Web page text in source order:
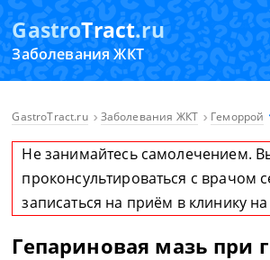
GastroTract.ru
Заболевания ЖКТ
GastroTract.ru Заболевания ЖКТ Геморрой
Не занимайтесь самолечением.
проконсультироваться с врачом
записаться на приём в клинику на
Гепариновая мазь при